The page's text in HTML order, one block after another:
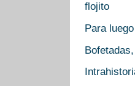
flojito
Para luego